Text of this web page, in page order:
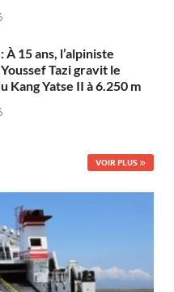
À 15 ans, l’alpiniste
Tazi gravit le
Kang Yatse II à 6.250 m
VOIR PLUS